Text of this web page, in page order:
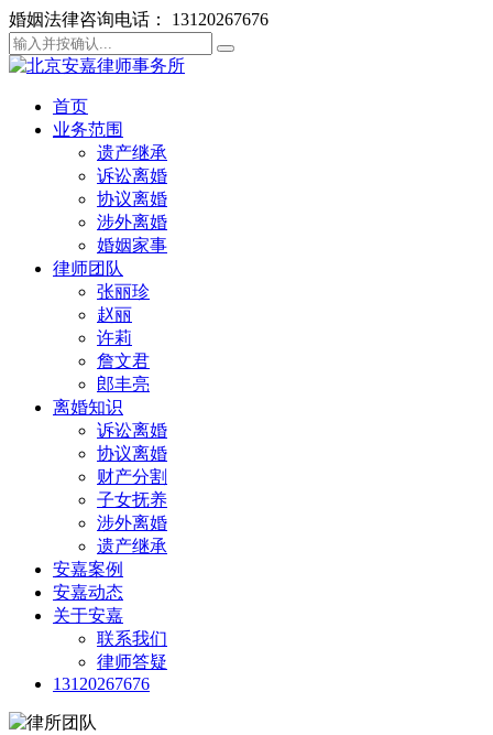
婚姻法律咨询电话： 13120267676
首页
业务范围
遗产继承
诉讼离婚
协议离婚
涉外离婚
婚姻家事
律师团队
张丽珍
赵丽
许莉
詹文君
郎丰亮
离婚知识
诉讼离婚
协议离婚
财产分割
子女抚养
涉外离婚
遗产继承
安嘉案例
安嘉动态
关于安嘉
联系我们
律师答疑
13120267676